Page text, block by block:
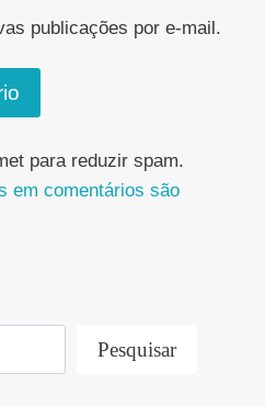
publicações por e-mail.
para reduzir spam.
em comentários são
Pesquisar